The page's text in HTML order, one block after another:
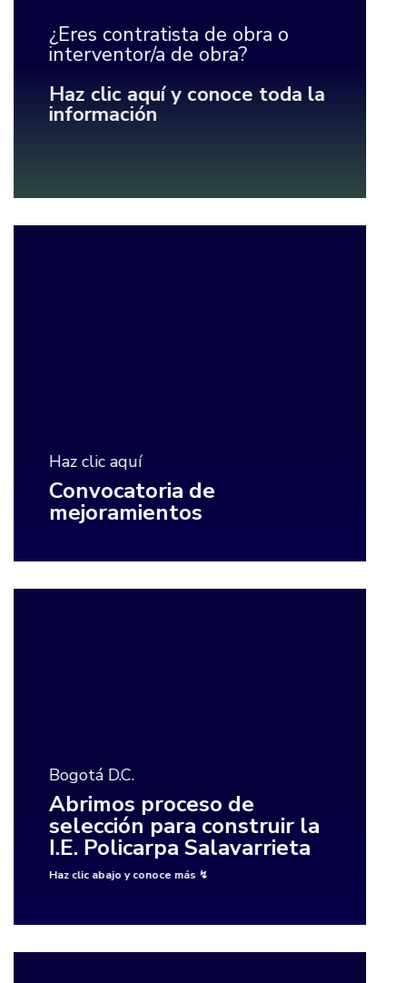
¿Eres contratista de obra o
interventor/a de obra?
Haz clic aquí y conoce toda la
información
Haz clic aquí
Convocatoria de
mejoramientos
Bogotá D.C.
Abrimos proceso de
selección para construir la
I.E. Policarpa Salavarrieta
Haz clic abajo y conoce más ↯